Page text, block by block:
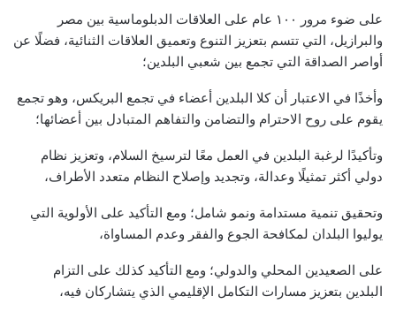
على ضوء مرور ١٠٠ عام على العلاقات الدبلوماسية بين مصر
والبرازيل، التي تتسم بتعزيز التنوع وتعميق العلاقات الثنائية، فضلًا عن
أواصر الصداقة التي تجمع بين شعبي البلدين؛ ​
وأخذًا في الاعتبار أن كلا البلدين أعضاء في تجمع البريكس، وهو تجمع
يقوم على روح الاحترام والتضامن والتفاهم المتبادل بين أعضائها؛ ​
وتأكيدًا لرغبة البلدين في العمل معًا لترسيخ السلام، وتعزيز نظام
دولي أكثر تمثيلًا وعدالة، وتجديد وإصلاح النظام متعدد الأطراف،
وتحقيق تنمية مستدامة ونمو شامل؛ ​ومع التأكيد على الأولوية التي
يوليوا البلدان لمكافحة الجوع والفقر وعدم المساواة،
على الصعيدين المحلي والدولي؛ ​ومع التأكيد كذلك على التزام
البلدين بتعزيز مسارات التكامل الإقليمي الذي يتشاركان فيه،